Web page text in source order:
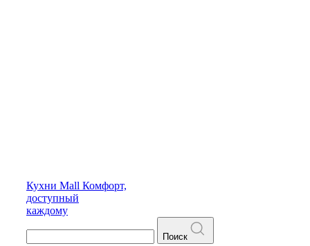
Кухни Mall Комфорт,
доступный
каждому
Поиск